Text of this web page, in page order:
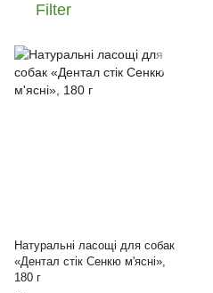
Filter
Натуральні ласощі для собак
«Дентал стік Сенкю м'ясні»,
180 г